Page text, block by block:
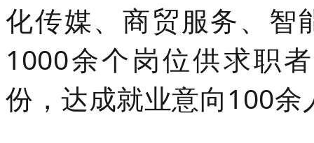
化传媒、商贸服务、智
1000余个岗位供求职
份，达成就业意向100余